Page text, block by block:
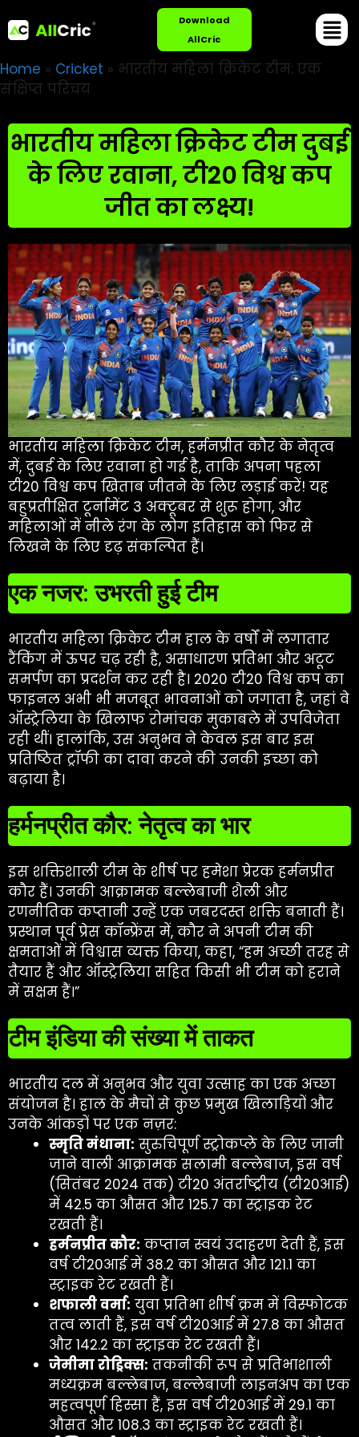
Download
AllCric
Home » Cricket » भारतीय महिला क्रिकेट टीम: एक
संक्षिप्त परिचय
भारतीय महिला क्रिकेट टीम दुबई
के लिए रवाना, टी20 विश्व कप
जीत का लक्ष्य!
भारतीय महिला क्रिकेट टीम, हर्मनप्रीत कौर के नेतृत्व
में, दुबई के लिए रवाना हो गई है, ताकि अपना पहला
टी20 विश्व कप खिताब जीतने के लिए लड़ाई करें! यह
बहुप्रतीक्षित टूर्नामेंट 3 अक्टूबर से शुरू होगा, और
महिलाओं में नीले रंग के लोग इतिहास को फिर से
लिखने के लिए दृढ़ संकल्पित हैं।
एक नजर: उभरती हुई टीम
भारतीय महिला क्रिकेट टीम हाल के वर्षों में लगातार
रैंकिंग में ऊपर चढ़ रही है, असाधारण प्रतिभा और अटूट
समर्पण का प्रदर्शन कर रही है। 2020 टी20 विश्व कप का
फाइनल अभी भी मजबूत भावनाओं को जगाता है, जहां वे
ऑस्ट्रेलिया के खिलाफ रोमांचक मुकाबले में उपविजेता
रही थीं। हालांकि, उस अनुभव ने केवल इस बार इस
प्रतिष्ठित ट्रॉफी का दावा करने की उनकी इच्छा को
बढ़ाया है।
हर्मनप्रीत कौर: नेतृत्व का भार
इस शक्तिशाली टीम के शीर्ष पर हमेशा प्रेरक हर्मनप्रीत
कौर हैं। उनकी आक्रामक बल्लेबाजी शैली और
रणनीतिक कप्तानी उन्हें एक जबरदस्त शक्ति बनाती हैं।
प्रस्थान पूर्व प्रेस कॉन्फ्रेंस में, कौर ने अपनी टीम की
क्षमताओं में विश्वास व्यक्त किया, कहा, “हम अच्छी तरह से
तैयार हैं और ऑस्ट्रेलिया सहित किसी भी टीम को हराने
में सक्षम हैं।”
टीम इंडिया की संख्या में ताकत
भारतीय दल में अनुभव और युवा उत्साह का एक अच्छा
संयोजन है। हाल के मैचों से कुछ प्रमुख खिलाड़ियों और
उनके आंकड़ों पर एक नज़र:
स्मृति मंधाना: सुरुचिपूर्ण स्ट्रोकप्ले के लिए जानी
जाने वाली आक्रामक सलामी बल्लेबाज, इस वर्ष
(सितंबर 2024 तक) टी20 अंतर्राष्ट्रीय (टी20आई)
में 42.5 का औसत और 125.7 का स्ट्राइक रेट
रखती हैं।
हर्मनप्रीत कौर: कप्तान स्वयं उदाहरण देती हैं, इस
वर्ष टी20आई में 38.2 का औसत और 121.1 का
स्ट्राइक रेट रखती हैं।
शफाली वर्मा: युवा प्रतिभा शीर्ष क्रम में विस्फोटक
तत्व लाती हैं, इस वर्ष टी20आई में 27.8 का औसत
और 142.2 का स्ट्राइक रेट रखती हैं।
जेमीमा रोड्रिक्स: तकनीकी रूप से प्रतिभाशाली
मध्यक्रम बल्लेबाज, बल्लेबाजी लाइनअप का एक
महत्वपूर्ण हिस्सा हैं, इस वर्ष टी20आई में 29.1 का
औसत और 108.3 का स्ट्राइक रेट रखती हैं।